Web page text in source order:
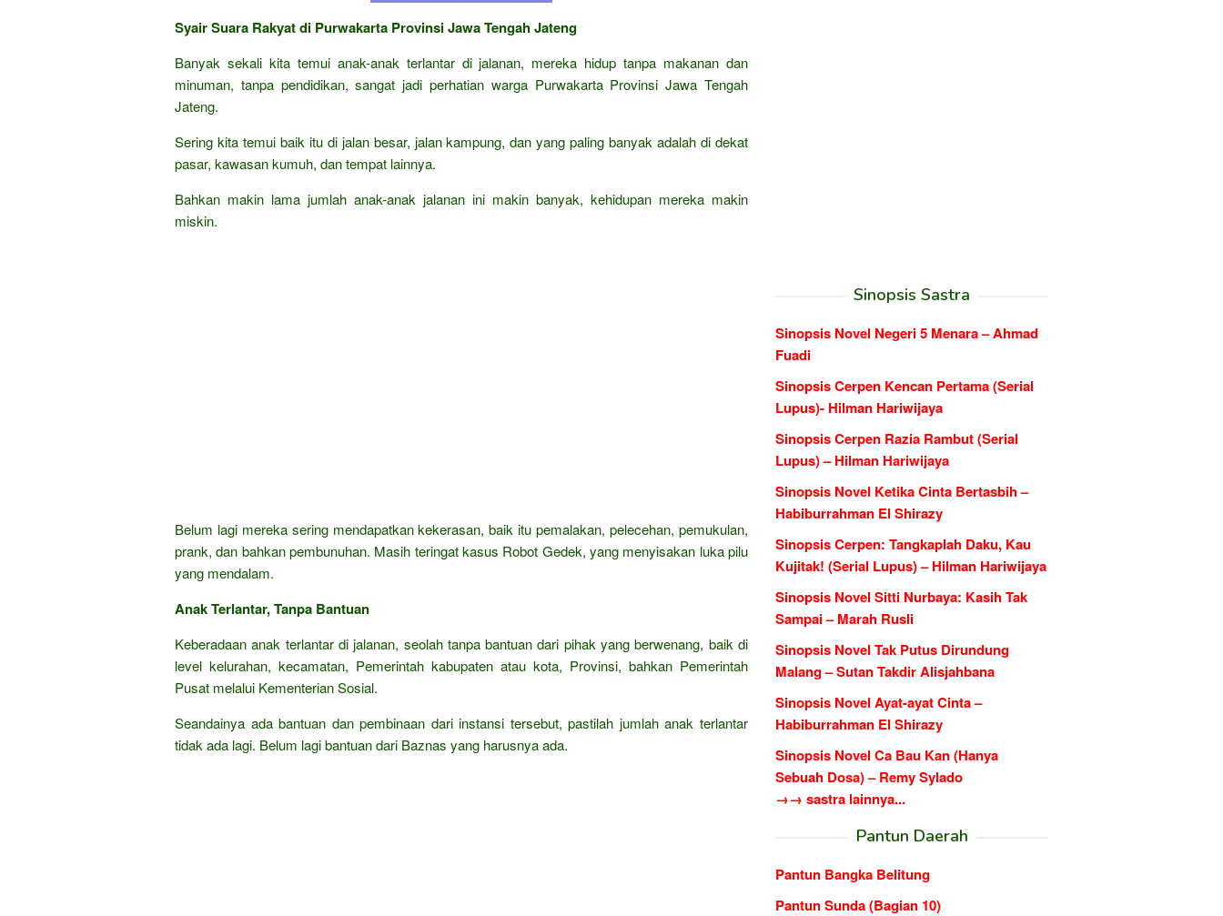
Syair Suara Rakyat di Purwakarta Provinsi Jawa Tengah Jateng
Banyak sekali kita temui anak-anak terlantar di jalanan, mereka hidup tanpa makanan dan
minuman, tanpa pendidikan, sangat jadi perhatian warga Purwakarta Provinsi Jawa Tengah
Jateng.
Sering kita temui baik itu di jalan besar, jalan kampung, dan yang paling banyak adalah di dekat
pasar, kawasan kumuh, dan tempat lainnya.
Bahkan makin lama jumlah anak-anak jalanan ini makin banyak, kehidupan mereka makin
miskin.
Belum lagi mereka sering mendapatkan kekerasan, baik itu pemalakan, pelecehan, pemukulan,
prank, dan bahkan pembunuhan. Masih teringat kasus Robot Gedek, yang menyisakan luka pilu
yang mendalam.
Anak Terlantar, Tanpa Bantuan
Keberadaan anak terlantar di jalanan, seolah tanpa bantuan dari pihak yang berwenang, baik di
level kelurahan, kecamatan, Pemerintah kabupaten atau kota, Provinsi, bahkan Pemerintah
Pusat melalui Kementerian Sosial.
Seandainya ada bantuan dan pembinaan dari instansi tersebut, pastilah jumlah anak terlantar
tidak ada lagi. Belum lagi bantuan dari Baznas yang harusnya ada.
Sinopsis Sastra
Sinopsis Novel Negeri 5 Menara – Ahmad
Fuadi
Sinopsis Cerpen Kencan Pertama (Serial
Lupus)- Hilman Hariwijaya
Sinopsis Cerpen Razia Rambut (Serial
Lupus) – Hilman Hariwijaya
Sinopsis Novel Ketika Cinta Bertasbih –
Habiburrahman El Shirazy
Sinopsis Cerpen: Tangkaplah Daku, Kau
Kujitak! (Serial Lupus) – Hilman Hariwijaya
Sinopsis Novel Sitti Nurbaya: Kasih Tak
Sampai – Marah Rusli
Sinopsis Novel Tak Putus Dirundung
Malang – Sutan Takdir Alisjahbana
Sinopsis Novel Ayat-ayat Cinta –
Habiburrahman El Shirazy
Sinopsis Novel Ca Bau Kan (Hanya
Sebuah Dosa) – Remy Sylado
→→ sastra lainnya...
Pantun Daerah
Pantun Bangka Belitung
Pantun Sunda (Bagian 10)